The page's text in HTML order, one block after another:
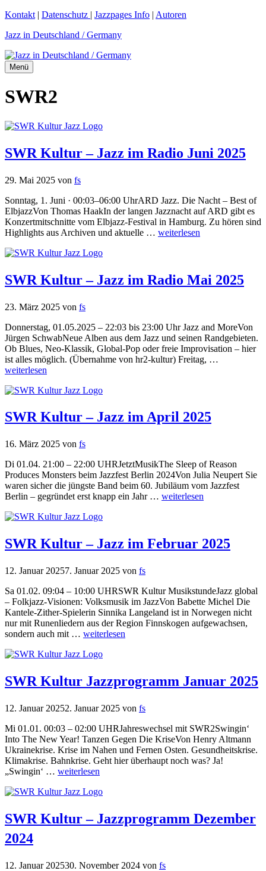
Zum
springen
Kontakt | Datenschutz | Jazzpages Info | Autoren
Jazz in Deutschland / Germany
Menü
SWR2
SWR Kultur – Jazz im Radio Juni 2025
29. Mai 2025 von fs
Sonntag, 1. Juni · 00:03–06:00 UhrARD Jazz. Die Nacht – Best of
ElbjazzVon Thomas HaakIn der langen Jazznacht auf ARD gibt es
Konzertmitschnitte vom Elbjazz-Festival in Hamburg. Zu hören sind
Highlights aus Archiven und aktuelle … weiterlesen
SWR Kultur – Jazz im Radio Mai 2025
23. März 2025 von fs
Donnerstag, 01.05.2025 – 22:03 bis 23:00 Uhr Jazz and MoreVon
Jürgen SchwabNeue Alben aus dem Jazz und seinen Randgebieten.
Ob Blues, Neo-Klassik, Global-Pop oder freie Improvisation – hier
ist alles möglich. (Übernahme von hr2-kultur) Freitag, …
weiterlesen
SWR Kultur – Jazz im April 2025
16. März 2025 von fs
Di 01.04. 21:00 – 22:00 UHRJetztMusikThe Sleep of Reason
Produces Monsters beim Jazzfest Berlin 2024Von Julia Neupert Sie
waren sicher die jüngste Band beim 60. Jubiläum vom Jazzfest
Berlin – gegründet erst knapp ein Jahr … weiterlesen
SWR Kultur – Jazz im Februar 2025
12. Januar 20257. Januar 2025 von fs
Sa 01.02. 09:04 – 10:00 UHRSWR Kultur MusikstundeJazz global
– Folkjazz-Visionen: Volksmusik im JazzVon Babette Michel Die
Kantele-Zither-Spielerin Sinnika Langeland ist in Norwegen nicht
nur mit Runenliedern aus der Region Finnskogen aufgewachsen,
sondern auch mit … weiterlesen
SWR Kultur Jazzprogramm Januar 2025
12. Januar 20252. Januar 2025 von fs
Mi 01.01. 00:03 – 02:00 UHRJahreswechsel mit SWR2Swingin‘
Into The New Year! Tanzen Gegen Die KriseVon Henry Altmann
Ukrainekrise. Krise im Nahen und Fernen Osten. Gesundheitskrise.
Klimakrise. Bahnkrise. Geht hier überhaupt noch was? Ja!
„Swingin‘ … weiterlesen
SWR Kultur – Jazzprogramm Dezember
2024
12. Januar 202530. November 2024 von fs